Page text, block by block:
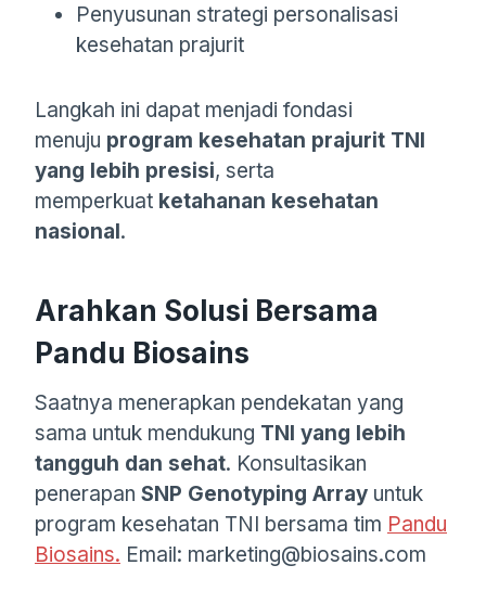
Penyusunan strategi personalisasi
kesehatan prajurit
Langkah ini dapat menjadi fondasi
menuju program kesehatan prajurit TNI
yang lebih presisi, serta
memperkuat ketahanan kesehatan
nasional.
Arahkan Solusi Bersama
Pandu Biosains
Saatnya menerapkan pendekatan yang
sama untuk mendukung TNI yang lebih
tangguh dan sehat. Konsultasikan
penerapan SNP Genotyping Array untuk
program kesehatan TNI bersama tim Pandu
Biosains. Email: marketing@biosains.com